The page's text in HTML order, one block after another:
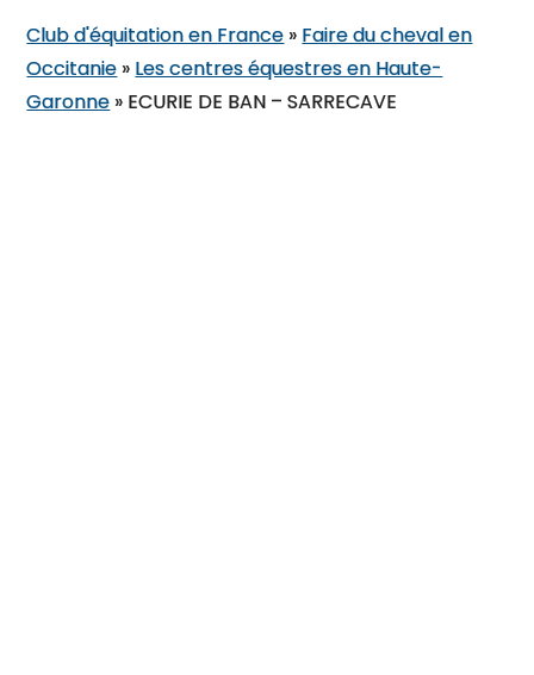
Club d'équitation en France » Faire du cheval en
Occitanie » Les centres équestres en Haute-
Garonne » ECURIE DE BAN – SARRECAVE